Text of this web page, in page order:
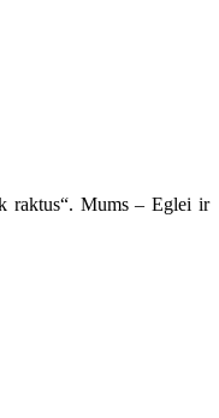
raktus“. Mums – Eglei ir